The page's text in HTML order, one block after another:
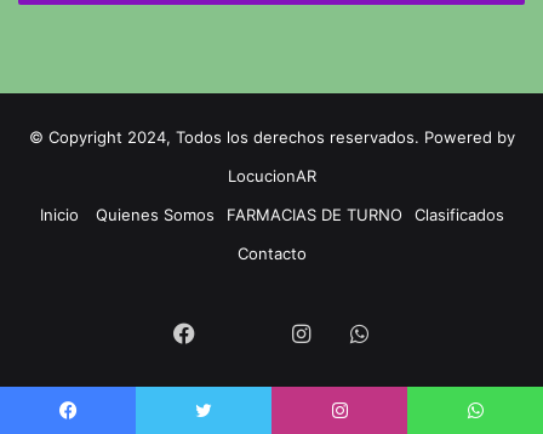
© Copyright 2024, Todos los derechos reservados. Powered by
LocucionAR
Inicio
Quienes Somos FARMACIAS DE TURNO
Clasificados
Contacto
Facebook InstagramWhatsapp